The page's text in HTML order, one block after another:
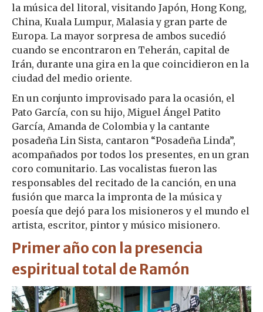
la música del litoral, visitando Japón, Hong Kong,
China, Kuala Lumpur, Malasia y gran parte de
Europa. La mayor sorpresa de ambos sucedió
cuando se encontraron en Teherán, capital de
Irán, durante una gira en la que coincidieron en la
ciudad del medio oriente.
En un conjunto improvisado para la ocasión, el
Pato García, con su hijo, Miguel Ángel Patito
García, Amanda de Colombia y la cantante
posadeña Lin Sista, cantaron “Posadeña Linda”,
acompañados por todos los presentes, en un gran
coro comunitario. Las vocalistas fueron las
responsables del recitado de la canción, en una
fusión que marca la impronta de la música y
poesía que dejó para los misioneros y el mundo el
artista, escritor, pintor y músico misionero.
Primer año con la presencia
espiritual total de Ramón